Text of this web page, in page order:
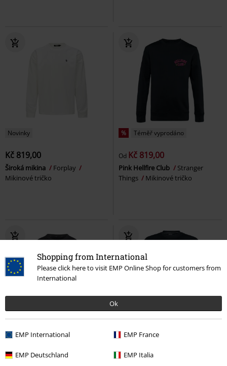
Shopping from International
Please click here to visit EMP Online Shop for customers from
International
Ok
EMP International EMP France
EMP Deutschland EMP Italia
Novinky
Kč 819,00
Široká mikina
Forplay
Mikinové tričko
% Téměř vyprodáno
Od Kč 819,00
Pink Hellfire Club
Stranger
Things
Mikinové tričko
W 3S FT SWT Mikina s lemy Chet Rock